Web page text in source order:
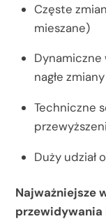
Częste
mieszane)
Dynamiczne
nagłe
Techniczne
Duży udział
Najważniejsze
przewidywania